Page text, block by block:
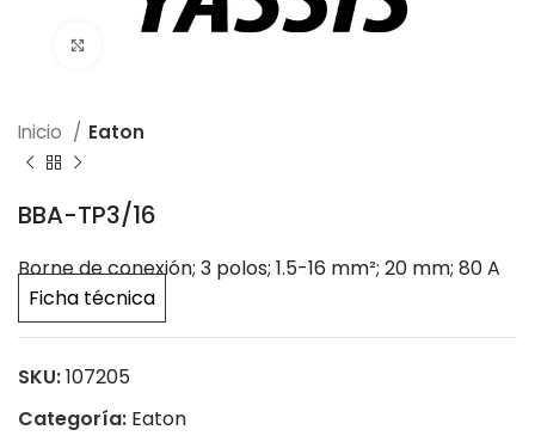
Inicio Eaton
BBA-TP3/16
Borne de conexión; 3 polos; 1.5-16 mm²; 20 mm; 80 A
Ficha técnica
SKU:107205
Categoría: Eaton